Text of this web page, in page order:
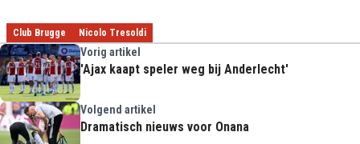
Club Brugge Nicolo Tresoldi
Vorig artikel
'Ajax kaapt speler weg bij Anderlecht'
Volgend artikel
Dramatisch nieuws voor Onana